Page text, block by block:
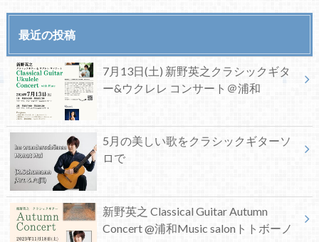
最近の投稿
7月13日(土) 新野英之クラシックギタ
ー&ウクレレ コンサート＠浦和
5月の美しい歌をクラシックギターソ
ロで
新野英之 Classical Guitar Autumn
Concert @浦和Music salonトトボーノ